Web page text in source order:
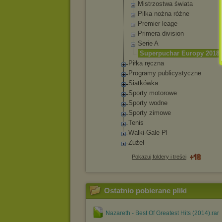
Mistrzostwa świata
Piłka nożna różne
Premier leage
Primera division
Serie A
Superpuchar Europy 2018
Piłka ręczna
Programy publicystyczne
Siatkówka
Sporty motorowe
Sporty wodne
Sporty zimowe
Tenis
Walki-Gale Pl
Żużel
Pokazuj foldery i treści
Ostatnio pobierane pliki
Nazareth - Best Of Greatest Hits (2014).rar